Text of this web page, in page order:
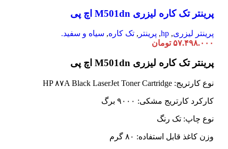
پرینتر تک کاره لیزری M501dn اچ پی
پرینتر لیزری,
hp
, پرینتر , تک کاره, سیاه و سفید.
۵۷.۴۹۸.۰۰۰ تومان
پرینتر تک کاره لیزری M501dn اچ پی
نوع کارتریج: HP ۸۷A Black LaserJet Toner Cartridge
کارکرد کارتریج مشکی: ۹۰۰۰ برگ
نوع چاپ: تک رنگ
وزن کاغذ قابل استفاده: ۸۰ گرم